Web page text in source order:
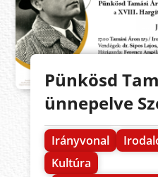
Pünkösd
ünnepelve
Irányvonal
Kultúra